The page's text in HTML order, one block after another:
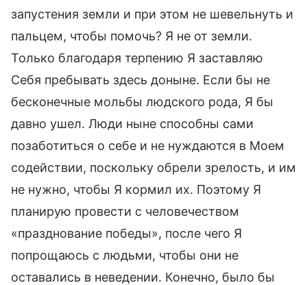
запустения земли и при этом не шевельнуть и
пальцем, чтобы помочь? Я не от земли.
Только благодаря терпению Я заставляю
Себя пребывать здесь доныне. Если бы не
бесконечные мольбы людского рода, Я бы
давно ушел. Люди ныне способны сами
позаботиться о себе и не нуждаются в Моем
содействии, поскольку обрели зрелость, и им
не нужно, чтобы Я кормил их. Поэтому Я
планирую провести с человечеством
«празднование победы», после чего Я
попрощаюсь с людьми, чтобы они не
оставались в неведении. Конечно, было бы